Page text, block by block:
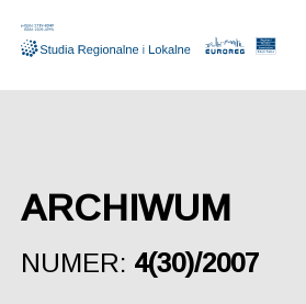
ARCHIWUM
NUMER: 4(30)/2007